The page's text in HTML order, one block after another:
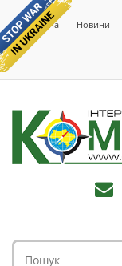
Головна Новини